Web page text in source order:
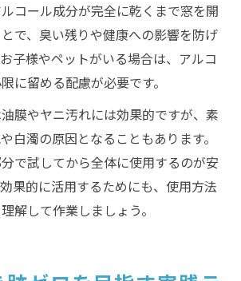
コール成分が完全に乾くまで窓を開
で、臭い残りや健康への影響を防げ
子様やペットがいる場合は、アルコ
に留める配慮が必要です。
膜やヤニ汚れには効果的ですが、素
白濁の原因となることもあります。
で試してから全体に使用するのが安
果的に活用するためにも、使用方法
解して作業しましょう。